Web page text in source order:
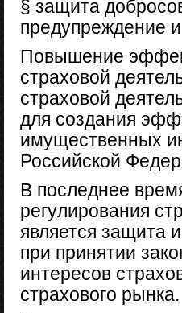
§ защита
предупреждение
Повышение
страховой
страховой
для создания
имущественных
Российской
В последнее
регулирования
является защита
при принятии
интересов
страхового рынка.